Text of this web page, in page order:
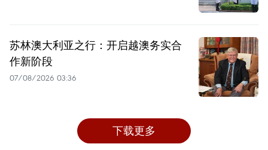
苏林澳大利亚之行：开启越澳务实合
作新阶段
07/08/2026 03:36
下载更多